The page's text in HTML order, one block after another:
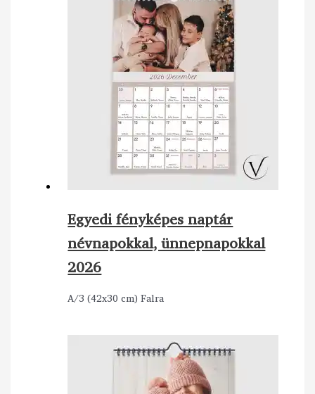
Egyedi fényképes naptár
névnapokkal, ünnepnapokkal
2026
A/3 (42x30 cm) Falra